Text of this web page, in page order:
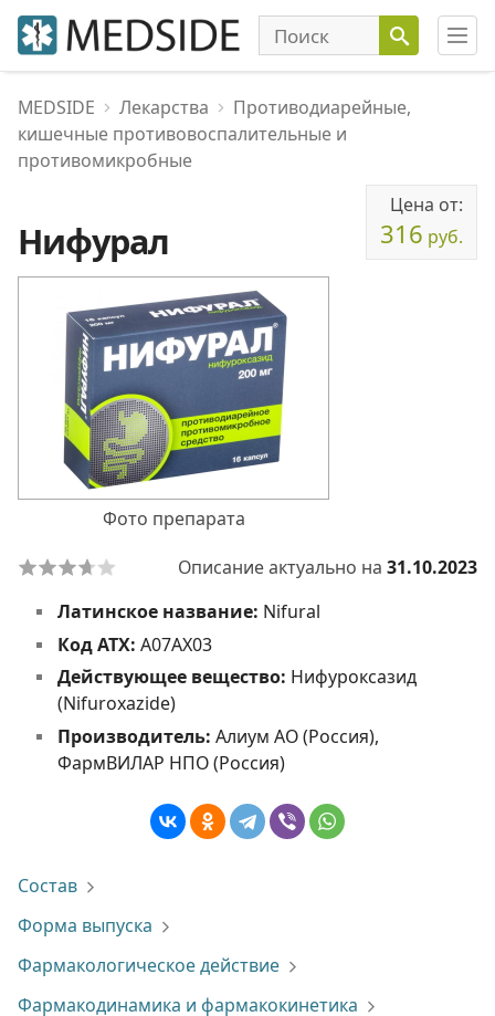
MEDSIDE Лекарства
Противодиарейные,
кишечные противовоспалительные и
противомикробные
Нифурал
Цена от:
316 руб.
Фото препарата
Описание актуально на 31.10.2023
Латинское название: Nifural
Код АТХ: A07AX03
Действующее вещество: Нифуроксазид
(Nifuroxazide)
Производитель: Алиум АО (Россия),
ФармВИЛАР НПО (Россия)
Состав
Форма выпуска
Фармакологическое действие
Фармакодинамика и фармакокинетика